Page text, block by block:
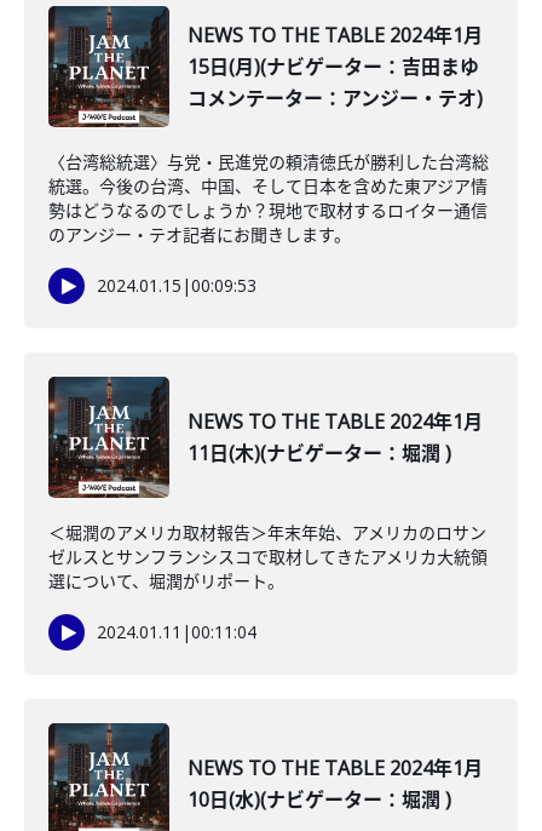
NEWS TO THE TABLE 2024年1月
15日(月)(ナビゲーター：吉田まゆ
コメンテーター：アンジー・テオ)
〈台湾総統選〉与党・民進党の頼清徳氏が勝利した台湾総
統選。今後の台湾、中国、そして日本を含めた東アジア情
勢はどうなるのでしょうか？現地で取材するロイター通信
のアンジー・テオ記者にお聞きします。
2024.01.15 |00:09:53
NEWS TO THE TABLE 2024年1月
11日(木)(ナビゲーター：堀潤 )
＜堀潤のアメリカ取材報告＞年末年始、アメリカのロサン
ゼルスとサンフランシスコで取材してきたアメリカ大統領
選について、堀潤がリポート。
2024.01.11 |00:11:04
NEWS TO THE TABLE 2024年1月
10日(水)(ナビゲーター：堀潤 )